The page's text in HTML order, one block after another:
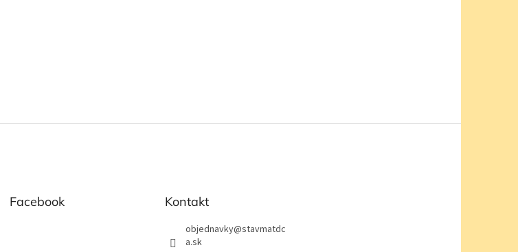
Facebook Kontakt
objednavky@stavmatdc
a.sk